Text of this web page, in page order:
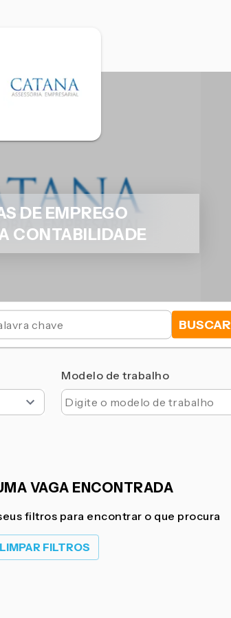
DE EMPREGO
CONTABILIDADE
BUSCAR
Modelo de trabalho
VAGA ENCONTRADA
filtros para encontrar o que procura
LIMPAR FILTROS